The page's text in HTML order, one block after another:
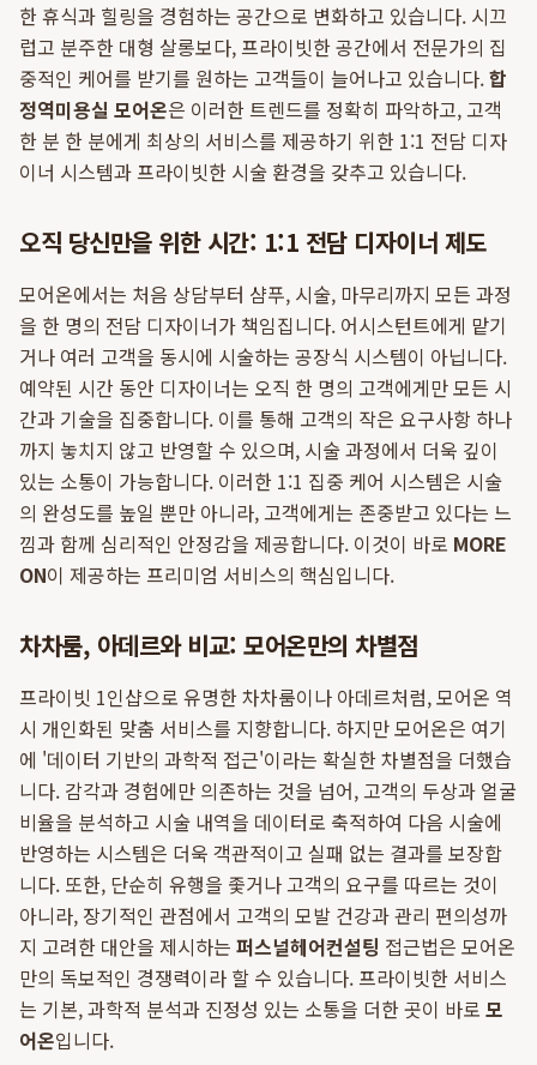
한 휴식과 힐링을 경험하는 공간으로 변화하고 있습니다. 시끄
럽고 분주한 대형 살롱보다, 프라이빗한 공간에서 전문가의 집
중적인 케어를 받기를 원하는 고객들이 늘어나고 있습니다.합
정역미용실 모어온은 이러한 트렌드를 정확히 파악하고, 고객
한 분 한 분에게 최상의 서비스를 제공하기 위한 1:1 전담 디자
이너 시스템과 프라이빗한 시술 환경을 갖추고 있습니다.
오직 당신만을 위한 시간: 1:1 전담 디자이너 제도
모어온에서는 처음 상담부터 샴푸, 시술, 마무리까지 모든 과정
을 한 명의 전담 디자이너가 책임집니다. 어시스턴트에게 맡기
거나 여러 고객을 동시에 시술하는 공장식 시스템이 아닙니다.
예약된 시간 동안 디자이너는 오직 한 명의 고객에게만 모든 시
간과 기술을 집중합니다. 이를 통해 고객의 작은 요구사항 하나
까지 놓치지 않고 반영할 수 있으며, 시술 과정에서 더욱 깊이
있는 소통이 가능합니다. 이러한 1:1 집중 케어 시스템은 시술
의 완성도를 높일 뿐만 아니라, 고객에게는 존중받고 있다는 느
낌과 함께 심리적인 안정감을 제공합니다. 이것이 바로 MORE
ON이 제공하는 프리미엄 서비스의 핵심입니다.
차차룸, 아데르와 비교: 모어온만의 차별점
프라이빗 1인샵으로 유명한 차차룸이나 아데르처럼, 모어온 역
시 개인화된 맞춤 서비스를 지향합니다. 하지만 모어온은 여기
에 '데이터 기반의 과학적 접근'이라는 확실한 차별점을 더했습
니다. 감각과 경험에만 의존하는 것을 넘어, 고객의 두상과 얼굴
비율을 분석하고 시술 내역을 데이터로 축적하여 다음 시술에
반영하는 시스템은 더욱 객관적이고 실패 없는 결과를 보장합
니다. 또한, 단순히 유행을 좇거나 고객의 요구를 따르는 것이
아니라, 장기적인 관점에서 고객의 모발 건강과 관리 편의성까
지 고려한 대안을 제시하는 퍼스널헤어컨설팅 접근법은 모어온
만의 독보적인 경쟁력이라 할 수 있습니다. 프라이빗한 서비스
는 기본, 과학적 분석과 진정성 있는 소통을 더한 곳이 바로 모
어온입니다.